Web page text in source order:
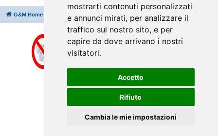
mostrarti contenuti personalizzati
e annunci mirati, per analizzare il
traffico sul nostro sito, e per
capire da dove arrivano i nostri
visitatori.
Accetto
Rifiuto
Cambia le mie impostazioni
G&M Home Tutti gli orari sonoUTC+02:00
Cancella cookie
phpBB® Forum Software © phpBB Limited